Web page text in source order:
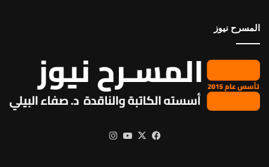
المسرح نيوز
فيسبوك
X يوتيوب